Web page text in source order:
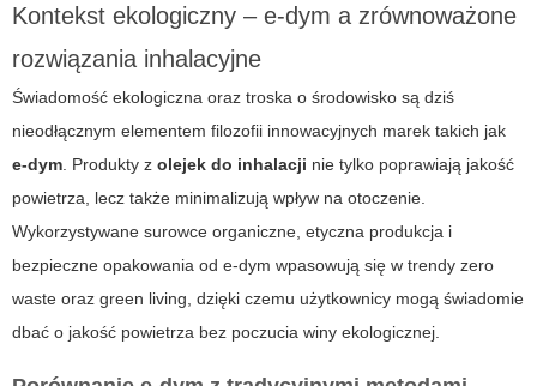
Kontekst ekologiczny – e-dym a zrównoważone
rozwiązania inhalacyjne
Świadomość ekologiczna oraz troska o środowisko są dziś
nieodłącznym elementem filozofii innowacyjnych marek takich jak
e-dym. Produkty z olejek do inhalacji nie tylko poprawiają jakość
powietrza, lecz także minimalizują wpływ na otoczenie.
Wykorzystywane surowce organiczne, etyczna produkcja i
bezpieczne opakowania od e-dym wpasowują się w trendy zero
waste oraz green living, dzięki czemu użytkownicy mogą świadomie
dbać o jakość powietrza bez poczucia winy ekologicznej.